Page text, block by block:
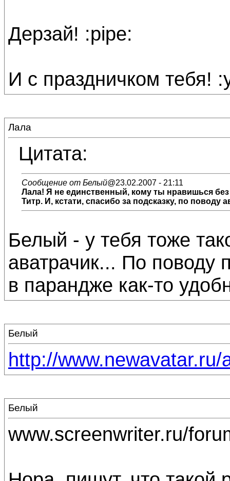
Дерзай! :pipe:
И с праздничком тебя!
Лала
Цитата:
Сообщение от Белый@23.02.2007 - 21:11
Лала! Я не единственный, кому ты нравишься
Титр. И, кстати, спасибо за подсказку, по
Белый - у тебя тоже
аватрачик... По
в парандже как-то
Белый
http://
Белый
www.screenwriter.ru/